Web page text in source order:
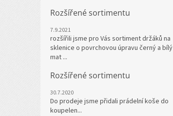
Rozšířené sortimentu
7.9.2021
rozšířili jsme pro Vás sortiment držáků na
sklenice o povrchovou úpravu černý a bílý
mat ...
Rozšířené sortimentu
30.7.2020
Do prodeje jsme přidali prádelní koše do
koupelen...